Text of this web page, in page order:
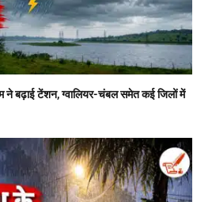
बढ़ाई टेंशन, ग्वालियर-चंबल समेत कई जिलों में